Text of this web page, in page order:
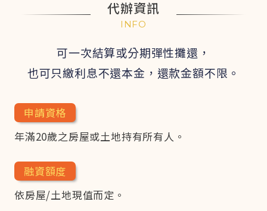
代辦資訊
INFO
可一次結算或分期彈性攤還，
也可只繳利息不還本金， 還款金額不限。
申請資格
年滿20歲之房屋或土地持有所有人。
融資額度
依房屋/土地現值而定。